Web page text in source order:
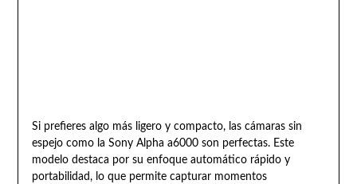
Si prefieres algo más ligero y compacto, las cámaras sin
espejo como la Sony Alpha a6000 son perfectas. Este
modelo destaca por su enfoque automático rápido y
portabilidad, lo que permite capturar momentos